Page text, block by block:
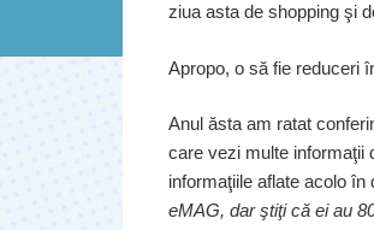
ziua asta de shopping şi
Apropo, o să fie reduceri
Anul ăsta am ratat
care vezi multe informaţii
informaţiile aflate acolo în
eMAG, dar ştiţi că ei au